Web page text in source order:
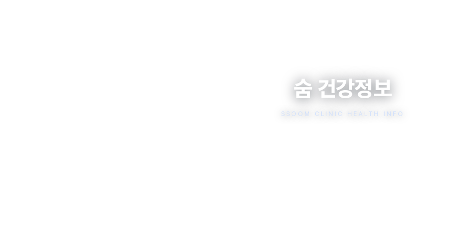
숨 건강정보
SSOOM CLINIC HEALTH INFO